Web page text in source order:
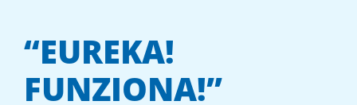
“EUREKA!
FUNZIONA!”